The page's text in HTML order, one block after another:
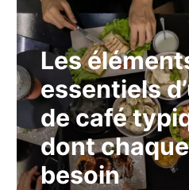
Les
essentiels
de café
dont
besoin